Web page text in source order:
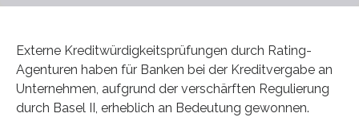
Externe Kreditwürdigkeitsprüfungen durch Rating-
Agenturen haben für Banken bei der Kreditvergabe an
Unternehmen, aufgrund der verschärften Regulierung
durch Basel II, erheblich an Bedeutung gewonnen.